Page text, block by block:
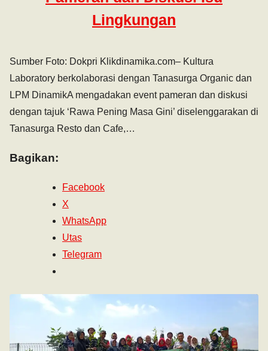
Lingkungan
Sumber Foto: Dokpri Klikdinamika.com– Kultura
Laboratory berkolaborasi dengan Tanasurga Organic dan
LPM DinamikA mengadakan event pameran dan diskusi
dengan tajuk ‘Rawa Pening Masa Gini’ diselenggarakan di
Tanasurga Resto dan Cafe,…
Bagikan:
Facebook
X
WhatsApp
Utas
Telegram